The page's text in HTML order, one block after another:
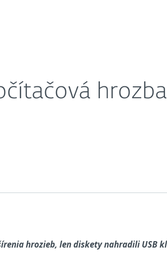
hrozieb, len diskety nahradili USB